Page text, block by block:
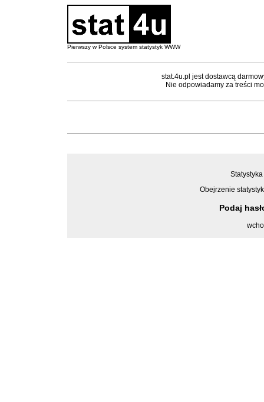
Pierwszy w Polsce system statystyk WWW
stat.4u.pl jest dostawcą
Nie odpowiadamy za treści
Obejrzenie
Podaj